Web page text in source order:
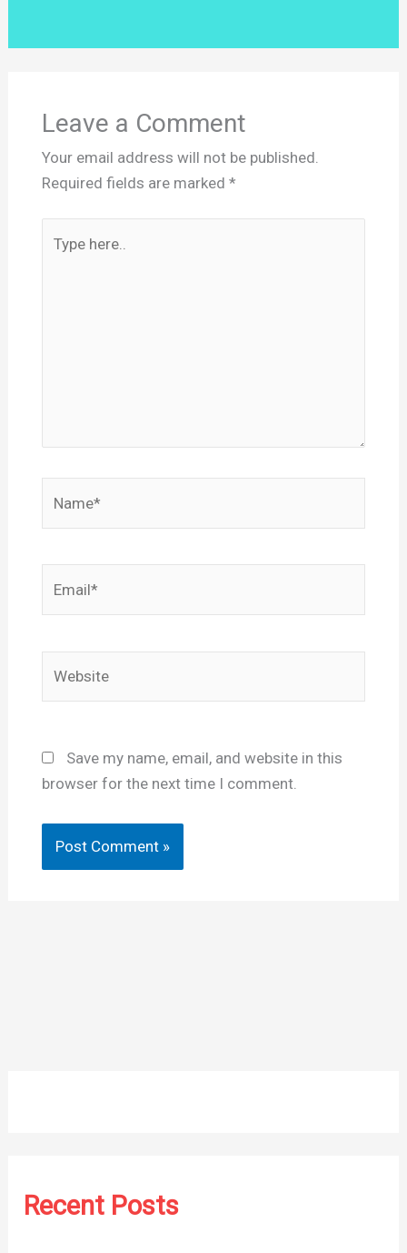
Leave a Comment
Your email address will not be published.
Required fields are marked *
here..
Save my name, email, and website in this
browser for the next time I comment.
Recent Posts